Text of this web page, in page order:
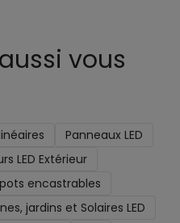
vous
Panneaux LED
LED Extérieur
encastrables
jardins et Solaires LED